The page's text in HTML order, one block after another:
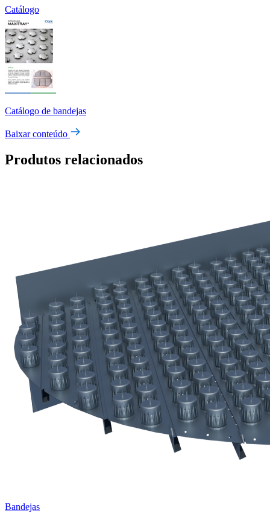
Catálogo
Catálogo de bandejas
Baixar conteúdo
Produtos relacionados
Bandejas